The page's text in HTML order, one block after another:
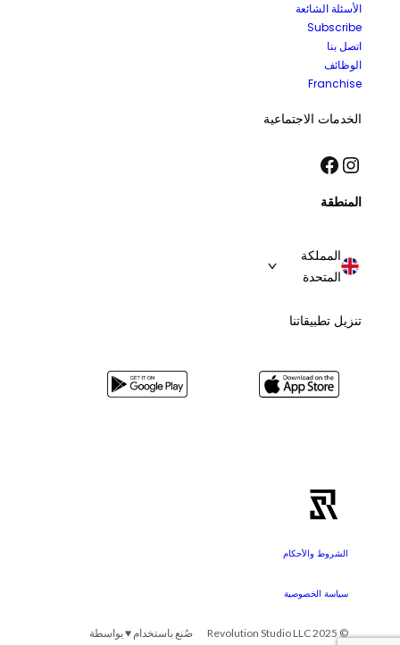
الأسئلة الشائعة
Subscribe
اتصل بنا
الوظائف
Franchise
الخدمات الاجتماعية
إنستجرام فيسبوك
المنطقة
المملكة
المتحدة
تنزيل تطبيقاتنا
الشروط والأحكام
سياسة الخصوصية
© 2025 Revolution Studio LLC
صُنع باستخدام ♥ بواسطة